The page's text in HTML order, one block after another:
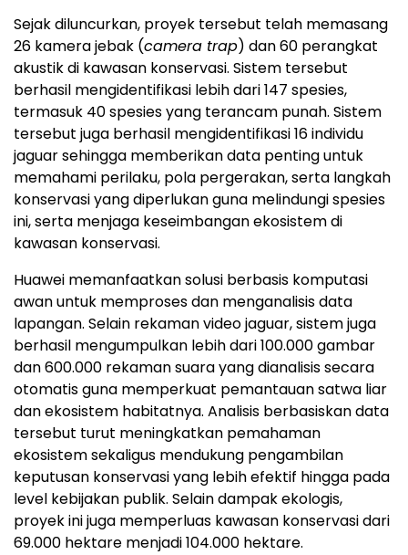
Sejak diluncurkan, proyek tersebut telah memasang
26 kamera jebak (camera trap) dan 60 perangkat
akustik di kawasan konservasi. Sistem tersebut
berhasil mengidentifikasi lebih dari 147 spesies,
termasuk 40 spesies yang terancam punah. Sistem
tersebut juga berhasil mengidentifikasi 16 individu
jaguar sehingga memberikan data penting untuk
memahami perilaku, pola pergerakan, serta langkah
konservasi yang diperlukan guna melindungi spesies
ini, serta menjaga keseimbangan ekosistem di
kawasan konservasi.
Huawei memanfaatkan solusi berbasis komputasi
awan untuk memproses dan menganalisis data
lapangan. Selain rekaman video jaguar, sistem juga
berhasil mengumpulkan lebih dari 100.000 gambar
dan 600.000 rekaman suara yang dianalisis secara
otomatis guna memperkuat pemantauan satwa liar
dan ekosistem habitatnya. Analisis berbasiskan data
tersebut turut meningkatkan pemahaman
ekosistem sekaligus mendukung pengambilan
keputusan konservasi yang lebih efektif hingga pada
level kebijakan publik. Selain dampak ekologis,
proyek ini juga memperluas kawasan konservasi dari
69.000 hektare menjadi 104.000 hektare.